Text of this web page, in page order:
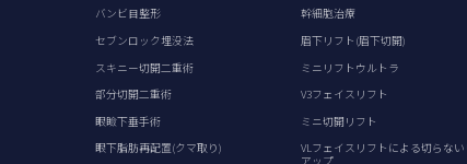
バンビ目整形
セブンロック埋没法
スキニー切開二重術
部分切開二重術
眼瞼下垂手術
眼下脂肪再配置(クマ取り)
幹細胞治療
眉下リフト(眉下切開)
ミニリフトウルトラ
V3フェイスリフト
ミニ切開リフト
VLフェイスリフトによる切らない